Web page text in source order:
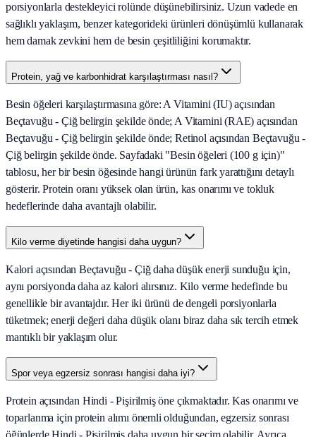
porsiyonlarla destekleyici rolünde düşünebilirsiniz. Uzun vadede en
sağlıklı yaklaşım, benzer kategorideki ürünleri dönüşümlü kullanarak
hem damak zevkini hem de besin çeşitliliğini korumaktır.
Protein, yağ ve karbonhidrat karşılaştırması nasıl?
Besin öğeleri karşılaştırmasına göre: A Vitamini (IU) açısından
Beçtavuğu - Çiğ belirgin şekilde önde; A Vitamini (RAE) açısından
Beçtavuğu - Çiğ belirgin şekilde önde; Retinol açısından Beçtavuğu -
Çiğ belirgin şekilde önde. Sayfadaki "Besin öğeleri (100 g için)"
tablosu, her bir besin öğesinde hangi ürünün fark yarattığını detaylı
gösterir. Protein oranı yüksek olan ürün, kas onarımı ve tokluk
hedeflerinde daha avantajlı olabilir.
Kilo verme diyetinde hangisi daha uygun?
Kalori açısından Beçtavuğu - Çiğ daha düşük enerji sunduğu için,
aynı porsiyonda daha az kalori alırsınız. Kilo verme hedefinde bu
genellikle bir avantajdır. Her iki ürünü de dengeli porsiyonlarla
tüketmek; enerji değeri daha düşük olanı biraz daha sık tercih etmek
mantıklı bir yaklaşım olur.
Spor veya egzersiz sonrası hangisi daha iyi?
Protein açısından Hindi - Pişirilmiş öne çıkmaktadır. Kas onarımı ve
toparlanma için protein alımı önemli olduğundan, egzersiz sonrası